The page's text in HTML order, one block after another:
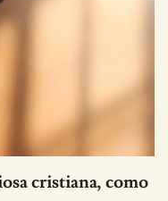
cristiana, como